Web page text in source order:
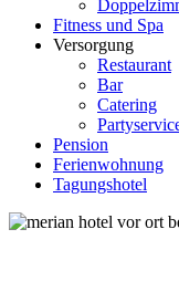
Unterkunft
Deutschland
Fitness und Spa
Versorgung
Restaurant
Bar
Catering
Pension
Ferienwohnung
Tagungshotel